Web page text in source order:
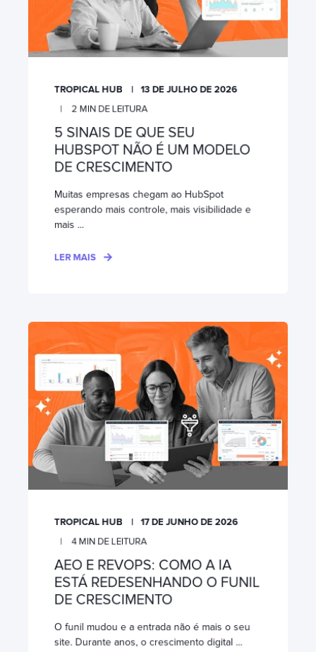
TROPICAL HUB
13 DE JULHO DE 2026
2 MIN DE LEITURA
5 SINAIS DE QUE SEU
HUBSPOT NÃO É UM MODELO
DE CRESCIMENTO
Muitas empresas chegam ao HubSpot
esperando mais controle, mais visibilidade e
mais ...
LER MAIS
TROPICAL HUB
17 DE JUNHO DE 2026
4MIN DE LEITURA
AEO E REVOPS: COMO A IA
ESTÁ REDESENHANDO O FUNIL
DE CRESCIMENTO
O funil mudou e a entrada não é mais o seu
site. Durante anos, o crescimento digital ...